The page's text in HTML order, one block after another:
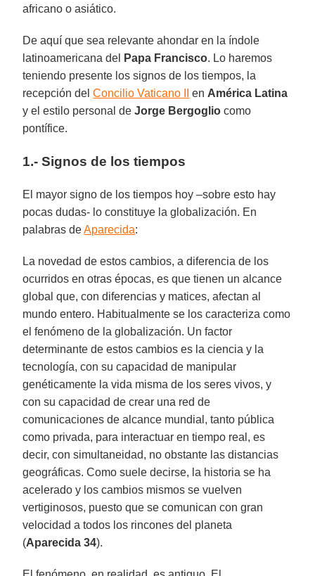
africano o asiático.
De aquí que sea relevante ahondar en la índole
latinoamericana del
Papa Francisco. Lo haremos
teniendo presente los signos de los tiempos, la
recepción delConcilio Vaticano II en América Latina
y el estilo personal deJorge Bergoglio como
pontífice.
1.- Signos de los tiempos
El mayor signo de los tiempos hoy –sobre esto hay
pocas dudas- lo constituye la globalización. En
palabras deAparecida:
La novedad de estos cambios, a diferencia de los
ocurridos en otras épocas, es que tienen un alcance
global que, con diferencias y matices, afectan al
mundo entero. Habitualmente se los caracteriza como
el fenómeno de la globalización. Un factor
determinante de estos cambios es la ciencia y la
tecnología, con su capacidad de manipular
genéticamente la vida misma de los seres vivos, y
con su capacidad de crear una red de
comunicaciones de alcance mundial, tanto pública
como privada, para interactuar en tiempo real, es
decir, con simultaneidad, no obstante las distancias
geográficas. Como suele decirse, la historia se ha
acelerado y los cambios mismos se vuelven
vertiginosos, puesto que se comunican con gran
velocidad a todos los rincones del planeta
(Aparecida 34).